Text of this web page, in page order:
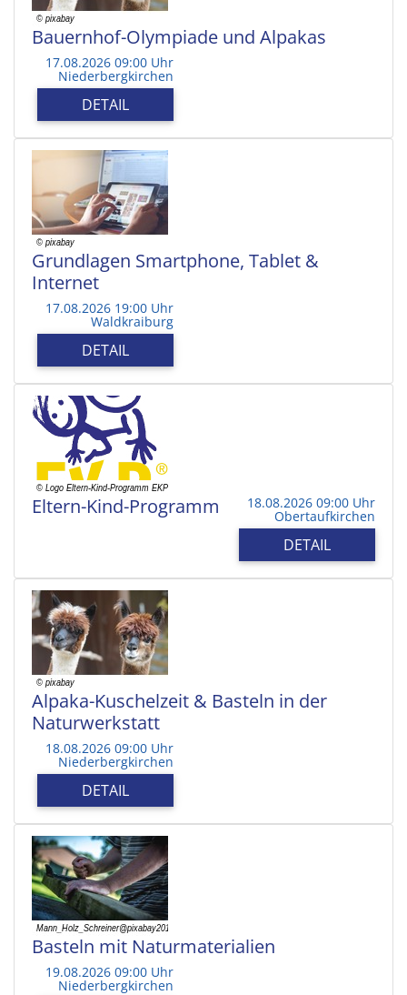
Bauernhof-Olympiade und Alpakas
17.08.2026 09:00 Uhr
Niederbergkirchen
DETAIL
Grundlagen Smartphone, Tablet &
Internet
17.08.2026 19:00 Uhr
Waldkraiburg
DETAIL
Eltern-Kind-Programm 18.08.2026 09:00 Uhr
Obertaufkirchen
DETAIL
Alpaka-Kuschelzeit & Basteln in der
Naturwerkstatt
18.08.2026 09:00 Uhr
Niederbergkirchen
DETAIL
Basteln mit Naturmaterialien
19.08.2026 09:00 Uhr
Niederbergkirchen